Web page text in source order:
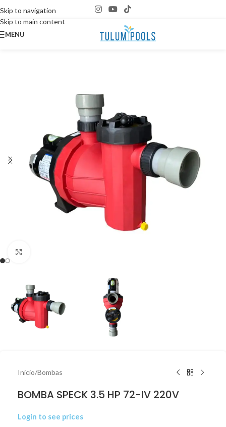
Skip to navigation
Skip to main content
MENU
Inicio/Bombas
BOMBA SPECK 3.5 HP 72-IV 220V
Login to see prices